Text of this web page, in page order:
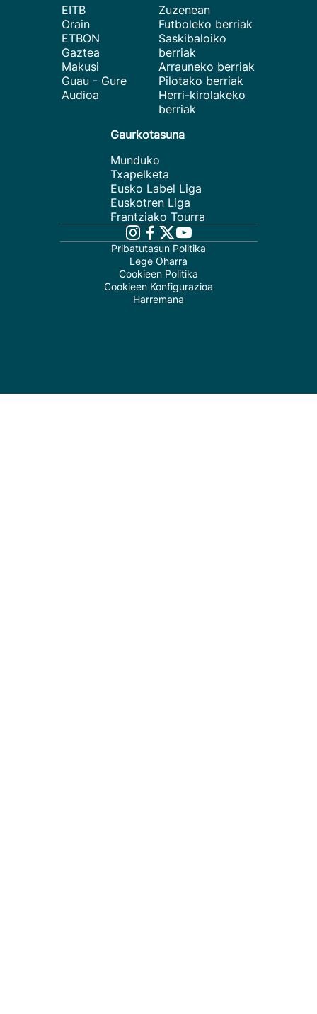
EITB
Orain
ETBON
Gaztea
Makusi
Guau - Gure
Audioa
Zuzenean
Futboleko berriak
Saskibaloiko
berriak
Arrauneko berriak
Pilotako berriak
Herri-kirolakeko
berriak
Gaurkotasuna
Munduko
Txapelketa
Eusko Label Liga
Euskotren Liga
Frantziako Tourra
Pribatutasun Politika
Lege Oharra
Cookieen Politika
Cookieen Konfigurazioa
Harremana